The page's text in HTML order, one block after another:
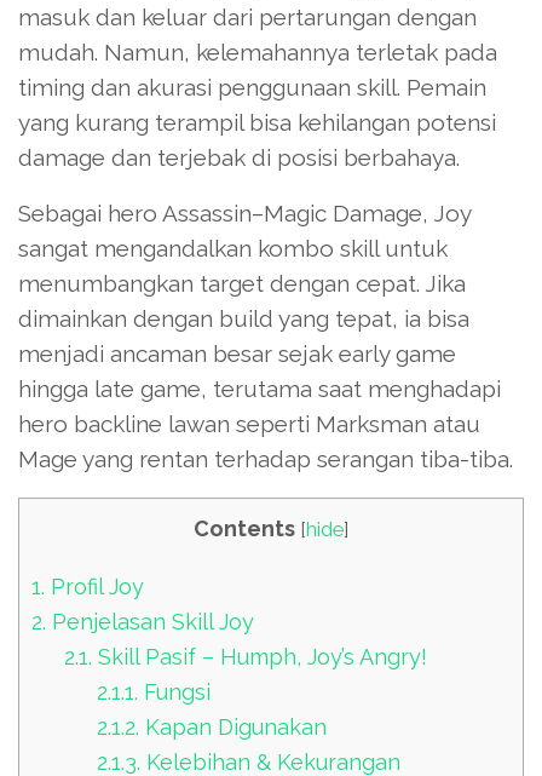
masuk dan keluar dari pertarungan dengan
mudah. Namun, kelemahannya terletak pada
timing dan akurasi penggunaan skill. Pemain
yang kurang terampil bisa kehilangan potensi
damage dan terjebak di posisi berbahaya.
Sebagai hero Assassin–Magic Damage, Joy
sangat mengandalkan kombo skill untuk
menumbangkan target dengan cepat. Jika
dimainkan dengan build yang tepat, ia bisa
menjadi ancaman besar sejak early game
hingga late game, terutama saat menghadapi
hero backline lawan seperti Marksman atau
Mage yang rentan terhadap serangan tiba-tiba.
Contents [hide]
1. Profil Joy
2. Penjelasan Skill Joy
2.1. Skill Pasif – Humph, Joy’s Angry!
2.1.1. Fungsi
2.1.2. Kapan Digunakan
2.1.3. Kelebihan & Kekurangan